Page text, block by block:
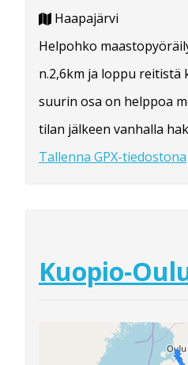
Haapajärvi
Helpohko
n.2,6km ja loppu reitistä
suurin osa on helppoa
tilan jälkeen vanhalla
Tallenna GPX-tiedostona
Kuopio-